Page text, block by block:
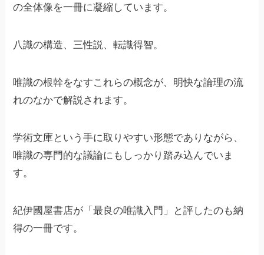
の全体像を一冊に凝縮しています。
八識の構造、三性説、転識得智。
唯識の根幹をなすこれらの概念が、明快な論理の流
れのなかで解説されます。
学術文庫という手に取りやすい形態でありながら、
唯識の専門的な議論にもしっかり踏み込んでいま
す。
紀伊國屋書店が「最良の唯識入門」と評したのも納
得の一冊です。